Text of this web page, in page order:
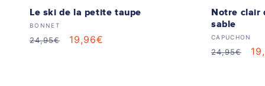
Le ski de la petite taupe
Distributeur :
BONNET
Prix
24,95€
Prix
19,96€
Notre clair
sable
Distributeur
CAPUCHON
Prix
24,95€